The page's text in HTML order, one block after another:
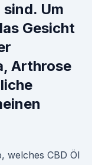
Um
Gesicht
Arthrose
welches CBD Öl